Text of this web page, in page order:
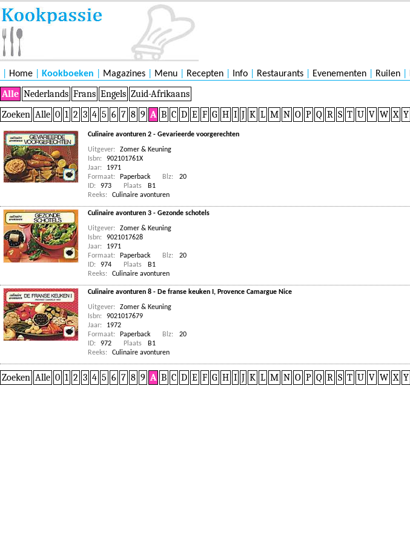
Home Kookboeken Magazines Menu Recepten Info Restaurants Evenementen Ruilen
Alle Nederlands Frans Engels Zuid-Afrikaans
Zoeken Alle 0 1 2 3 4 5 6 7 8 9 A B C D E F G H I J K L M N O P Q R S T U V W X Y
Culinaire avonturen 2 - Gevarieerde voorgerechten
Uitgever:
Zomer & Keuning
Isbn:
902101761X
Jaar:
1971
Formaat:
Paperback Blz:
20
ID:
973 Plaats
B1
Reeks:
Culinaire avonturen
Culinaire avonturen 3 - Gezonde schotels
Uitgever:
Zomer & Keuning
Isbn:
9021017628
Jaar:
1971
Formaat:
Paperback Blz:
20
ID:
974 Plaats
B1
Reeks:
Culinaire avonturen
Culinaire avonturen 8 - De franse keuken I, Provence Camargue Nice
Uitgever:
Zomer & Keuning
Isbn:
9021017679
Jaar:
1972
Formaat:
Paperback Blz:
20
ID:
972 Plaats
B1
Reeks:
Culinaire avonturen
Zoeken Alle 0 1 2 3 4 5 6 7 8 9 A B C D E F G H I J K L M N O P Q R S T U V W X Y